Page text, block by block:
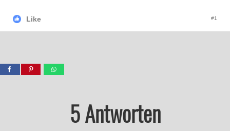
Like #1
5 Antworten